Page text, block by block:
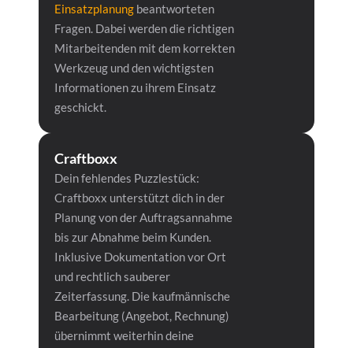
Einsatzplanung beantworteten
Fragen. Dabei werden die richtigen
Mitarbeitenden mit dem korrekten
Werkzeug und den wichtigsten
Informationen zu ihrem Einsatz
geschickt.
Craftboxx
Dein fehlendes Puzzlestück:
Craftboxx unterstützt dich in der
Planung von der Auftragsannahme
bis zur Abnahme beim Kunden.
Inklusive Dokumentation vor Ort
und rechtlich sauberer
Zeiterfassung. Die kaufmännische
Bearbeitung (Angebot, Rechnung)
übernimmt weiterhin deine